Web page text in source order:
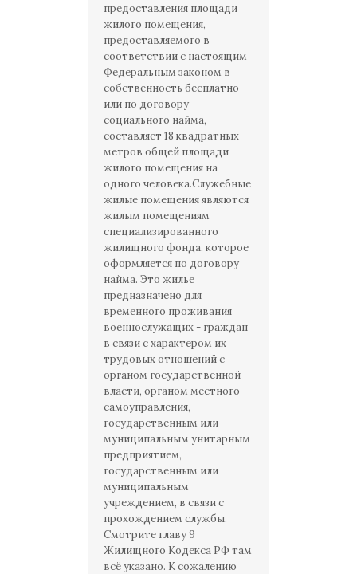
предоставления площади
жилого помещения,
предоставляемого в
соответствии с настоящим
Федеральным законом в
собственность бесплатно
или по договору
социального найма,
составляет 18 квадратных
метров общей площади
жилого помещения на
одного человека.Служебные
жилые помещения являются
жилым помещениям
специализированного
жилищного фонда, которое
оформляется по договору
найма. Это жилье
предназначено для
временного проживания
военнослужащих - граждан
в связи с характером их
трудовых отношений с
органом государственной
власти, органом местного
самоуправления,
государственным или
муниципальным унитарным
предприятием,
государственным или
муниципальным
учреждением, в связи с
прохождением службы.
Смотрите главу 9
Жилищного Кодекса РФ там
всё указано. К сожалению